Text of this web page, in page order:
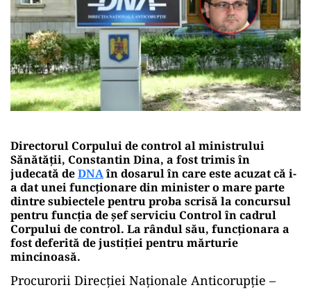
Directorul Corpului de control al ministrului
Sănătății, Constantin Dina, a fost trimis în
judecată deDNAîn dosarul în care este acuzat că i-
a dat unei funcționare din minister o mare parte
dintre subiectele pentru proba scrisă la concursul
pentru funcția de șef serviciu Control în cadrul
Corpului de control. La rândul său, funcționara a
fost deferită de justiției pentru mărturie
mincinoasă.
Procurorii Direcţiei Naţionale Anticorupţie –